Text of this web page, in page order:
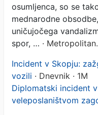
osumljenca, so se
mednarodne
uničujočega
spor, … ·
Incident v Skopju:
vozili · Dnevnik · 1M
Diplomatski incident
veleposlaništvom